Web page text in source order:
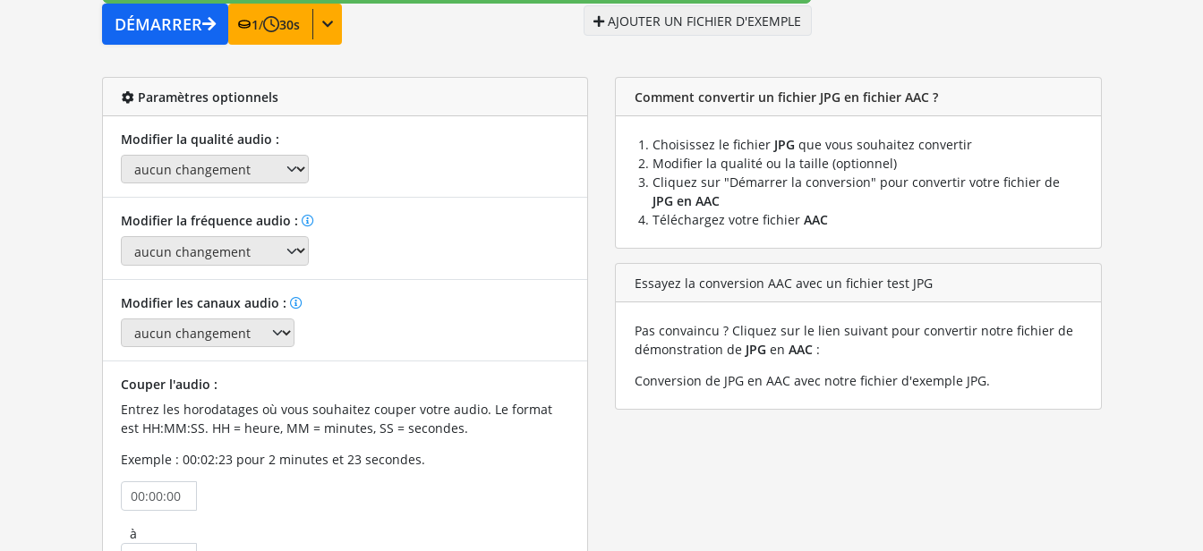
DÉMARRER 1/ 30s AJOUTER UN FICHIER D'EXEMPLE
Paramètres optionnels
Modifier la qualité audio :
Modifier la fréquence audio :
Modifier les canaux audio :
Couper l'audio :
Entrez les horodatages où vous souhaitez couper votre audio. Le format
est HH:MM:SS. HH = heure, MM = minutes, SS = secondes.
Exemple : 00:02:23 pour 2 minutes et 23 secondes.
à
Comment convertir un fichier JPG en fichier AAC ?
Choisissez le fichier JPG que vous souhaitez convertir
Modifier la qualité ou la taille (optionnel)
Cliquez sur "Démarrer la conversion" pour convertir votre fichier de
JPG en AAC
Téléchargez votre fichier AAC
Essayez la conversion AAC avec un fichier test JPG
Pas convaincu ? Cliquez sur le lien suivant pour convertir notre fichier de
démonstration de JPG en AAC :
Conversion de JPG en AAC avec notre fichier d'exemple JPG.